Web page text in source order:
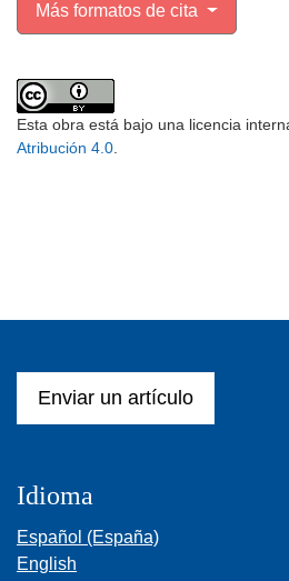
Más formatos de cita
Esta obra está bajo una licencia
Atribución 4.0.
Enviar un artículo
Idioma
Español (España)
English